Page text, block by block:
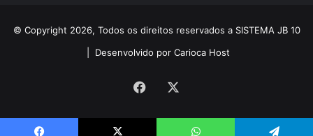
© Copyright 2026, Todos os direitos reservados a SISTEMA JB 10
Desenvolvido por Carioca Host
Facebook